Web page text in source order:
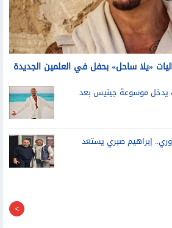
«يلا ساحل» بحفل في العلمين الجديدة
يدخل موسوعة جينيس بعد
إبراهيم صبري يستعد